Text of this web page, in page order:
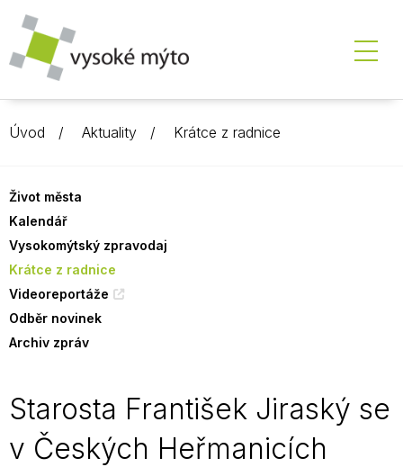
Úvod Aktuality Krátce z radnice
Život města
Kalendář
Vysokomýtský zpravodaj
Krátce z radnice
Videoreportáže
Odběr novinek
Archiv zpráv
Starosta František Jiraský se
v Českých Heřmanicích